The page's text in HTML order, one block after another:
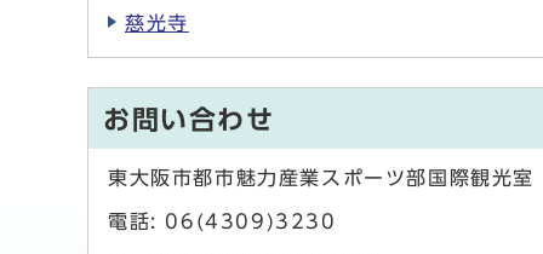
慈光寺
お問い合わせ
東大阪市都市魅力産業スポーツ部国際観光室
電話: 06(4309)3230